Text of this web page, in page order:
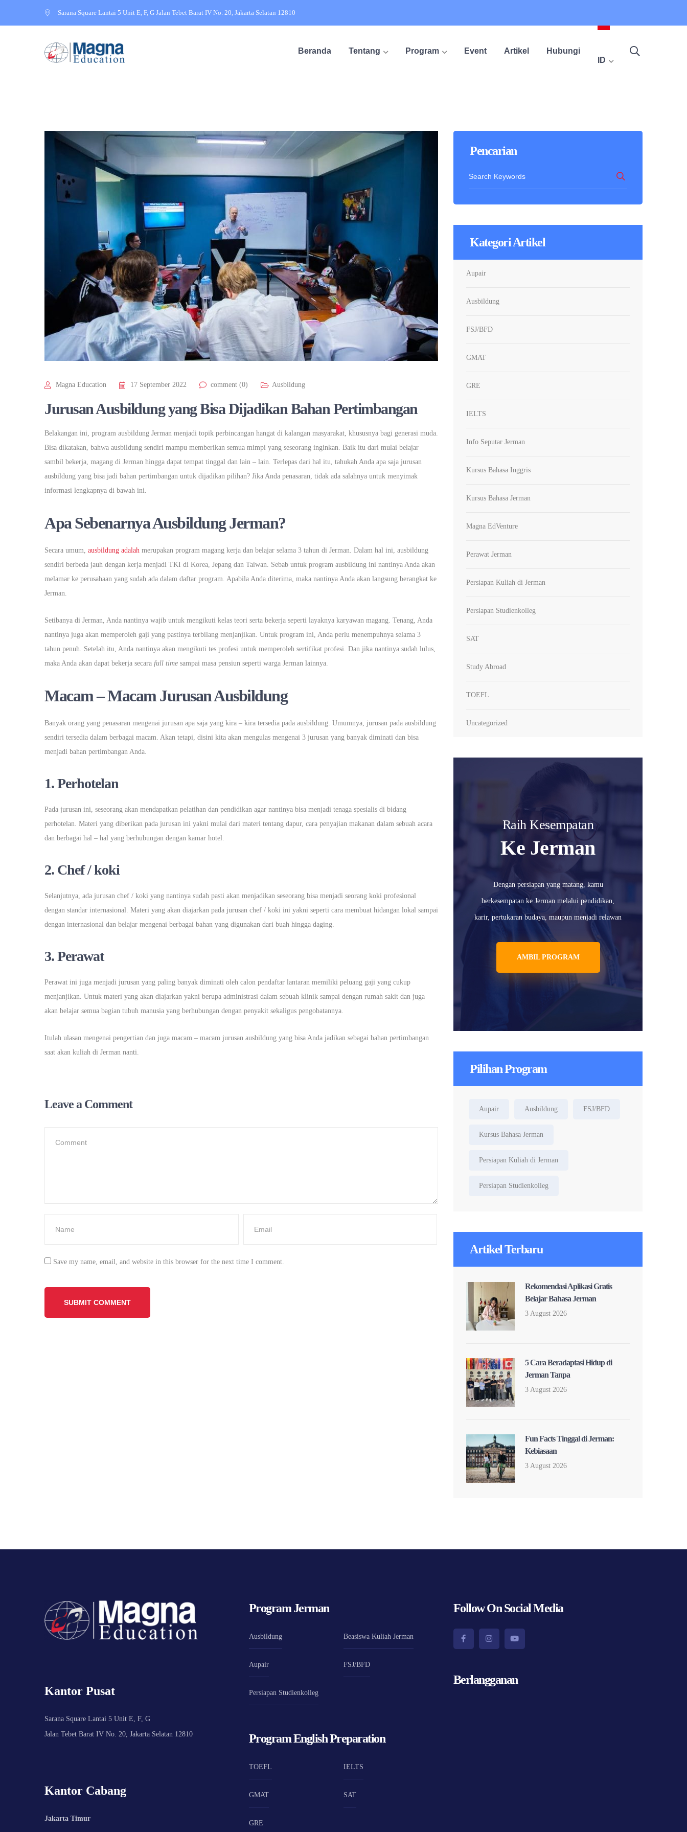
Sarana Square Lantai 5 Unit E, F, G Jalan Tebet Barat IV No. 20, Jakarta Selatan 12810
Beranda Tentang Program Event Artikel
Hubungi
ID
Magna Education 17 September 2022 comment (0) Ausbildung
Jurusan Ausbildung yang Bisa Dijadikan Bahan Pertimbangan
Belakangan ini, program ausbildung Jerman menjadi topik perbincangan hangat di kalangan masyarakat, khususnya bagi generasi muda.
Bisa dikatakan, bahwa ausbildung sendiri mampu memberikan semua mimpi yang seseorang inginkan. Baik itu dari mulai belajar
sambil bekerja, magang di Jerman hingga dapat tempat tinggal dan lain – lain. Terlepas dari hal itu, tahukah Anda apa saja jurusan
ausbildung yang bisa jadi bahan pertimbangan untuk dijadikan pilihan? Jika Anda penasaran, tidak ada salahnya untuk menyimak
informasi lengkapnya di bawah ini.
Apa Sebenarnya Ausbildung Jerman?
Secara umum, ausbildung adalah merupakan program magang kerja dan belajar selama 3 tahun di Jerman. Dalam hal ini, ausbildung
sendiri berbeda jauh dengan kerja menjadi TKI di Korea, Jepang dan Taiwan. Sebab untuk program ausbildung ini nantinya Anda akan
melamar ke perusahaan yang sudah ada dalam daftar program. Apabila Anda diterima, maka nantinya Anda akan langsung berangkat ke
Jerman.
Setibanya di Jerman, Anda nantinya wajib untuk mengikuti kelas teori serta bekerja seperti layaknya karyawan magang. Tenang, Anda
nantinya juga akan memperoleh gaji yang pastinya terbilang menjanjikan. Untuk program ini, Anda perlu menempuhnya selama 3
tahun penuh. Setelah itu, Anda nantinya akan mengikuti tes profesi untuk memperoleh sertifikat profesi. Dan jika nantinya sudah lulus,
maka Anda akan dapat bekerja secara full time sampai masa pensiun seperti warga Jerman lainnya.
Macam – Macam Jurusan Ausbildung
Banyak orang yang penasaran mengenai jurusan apa saja yang kira – kira tersedia pada ausbildung. Umumnya, jurusan pada ausbildung
sendiri tersedia dalam berbagai macam. Akan tetapi, disini kita akan mengulas mengenai 3 jurusan yang banyak diminati dan bisa
menjadi bahan pertimbangan Anda.
1. Perhotelan
Pada jurusan ini, seseorang akan mendapatkan pelatihan dan pendidikan agar nantinya bisa menjadi tenaga spesialis di bidang
perhotelan. Materi yang diberikan pada jurusan ini yakni mulai dari materi tentang dapur, cara penyajian makanan dalam sebuah acara
dan berbagai hal – hal yang berhubungan dengan kamar hotel.
2. Chef / koki
Selanjutnya, ada jurusan chef / koki yang nantinya sudah pasti akan menjadikan seseorang bisa menjadi seorang koki profesional
dengan standar internasional. Materi yang akan diajarkan pada jurusan chef / koki ini yakni seperti cara membuat hidangan lokal sampai
dengan internasional dan belajar mengenai berbagai bahan yang digunakan dari buah hingga daging.
3. Perawat
Perawat ini juga menjadi jurusan yang paling banyak diminati oleh calon pendaftar lantaran memiliki peluang gaji yang cukup
menjanjikan. Untuk materi yang akan diajarkan yakni berupa administrasi dalam sebuah klinik sampai dengan rumah sakit dan juga
akan belajar semua bagian tubuh manusia yang berhubungan dengan penyakit sekaligus pengobatannya.
Itulah ulasan mengenai pengertian dan juga macam – macam jurusan ausbildung yang bisa Anda jadikan sebagai bahan pertimbangan
saat akan kuliah di Jerman nanti.
Leave a Comment
Save my name, email, and website in this browser for the next time I comment.
Pencarian
Kategori Artikel
Aupair
Ausbildung
FSJ/BFD
GMAT
GRE
IELTS
Info Seputar Jerman
Kursus Bahasa Inggris
Kursus Bahasa Jerman
Magna EdVenture
Perawat Jerman
Persiapan Kuliah di Jerman
Persiapan Studienkolleg
SAT
Study Abroad
TOEFL
Uncategorized
Raih Kesempatan
Ke Jerman
Dengan persiapan yang matang, kamu
berkesempatan ke Jerman melalui pendidikan,
karir, pertukaran budaya, maupun menjadi relawan
AMBIL PROGRAM
Pilihan Program
Aupair Ausbildung FSJ/BFD
Kursus Bahasa Jerman
Persiapan Kuliah di Jerman
Persiapan Studienkolleg
Artikel Terbaru
Rekomendasi Aplikasi Gratis
Belajar Bahasa Jerman
3 August 2026
5 Cara Beradaptasi Hidup di
Jerman Tanpa
3 August 2026
Fun Facts Tinggal di Jerman:
Kebiasaan
3 August 2026
Kantor Pusat
Sarana Square Lantai 5 Unit E, F, G
Jalan Tebet Barat IV No. 20, Jakarta Selatan 12810
Kantor Cabang
Jakarta Timur
Program Jerman
Ausbildung Beasiswa Kuliah Jerman
Aupair FSJ/BFD
Persiapan Studienkolleg
Program English Preparation
TOEFL IELTS
GMAT SAT
GRE
Follow On Social Media
Berlangganan